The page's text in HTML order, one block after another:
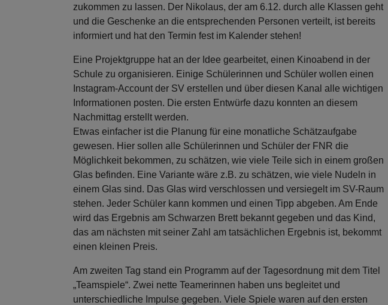
zukommen zu lassen. Der Nikolaus, der am 6.12. durch alle Klassen geht
und die Geschenke an die entsprechenden Personen verteilt, ist bereits
informiert und hat den Termin fest im Kalender stehen!
Eine Projektgruppe hat an der Idee gearbeitet, einen Kinoabend in der
Schule zu organisieren. Einige Schülerinnen und Schüler wollen einen
Instagram-Account der SV erstellen und über diesen Kanal alle wichtigen
Informationen posten. Die ersten Entwürfe dazu konnten an diesem
Nachmittag erstellt werden.
Etwas einfacher ist die Planung für eine monatliche Schätzaufgabe
gewesen. Hier sollen alle Schülerinnen und Schüler der FNR die
Möglichkeit bekommen, zu schätzen, wie viele Teile sich in einem großen
Glas befinden. Eine Variante wäre z.B. zu schätzen, wie viele Nudeln in
einem Glas sind. Das Glas wird verschlossen und versiegelt im SV-Raum
stehen. Jeder Schüler kann kommen und einen Tipp abgeben. Am Ende
wird das Ergebnis am Schwarzen Brett bekannt gegeben und das Kind,
das am nächsten mit seiner Zahl am tatsächlichen Ergebnis ist, bekommt
einen kleinen Preis.
Am zweiten Tag stand ein Programm auf der Tagesordnung mit dem Titel
„Teamspiele“. Zwei nette Teamerinnen haben uns begleitet und
unterschiedliche Impulse gegeben. Viele Spiele waren auf den ersten